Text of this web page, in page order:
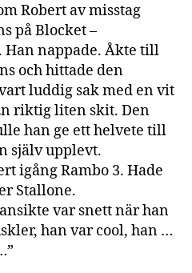
Robert av misstag
på Blocket –
Han nappade. Åkte till
och hittade den
luddig sak med en vit
riktig liten skit. Den
han ge ett helvete till
själv upplevt.
igång Rambo 3. Hade
Stallone.
var snett när han
han var cool, han …